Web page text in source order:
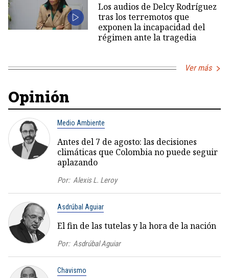
Los audios de Delcy Rodríguez
tras los terremotos que
exponen la incapacidad del
régimen ante la tragedia
Ver más
Opinión
Medio Ambiente
Antes del 7 de agosto: las decisiones
climáticas que Colombia no puede seguir
aplazando
Por: Alexis L. Leroy
Asdrúbal Aguiar
El fin de las tutelas y la hora de la nación
Por: Asdrúbal Aguiar
Chavismo